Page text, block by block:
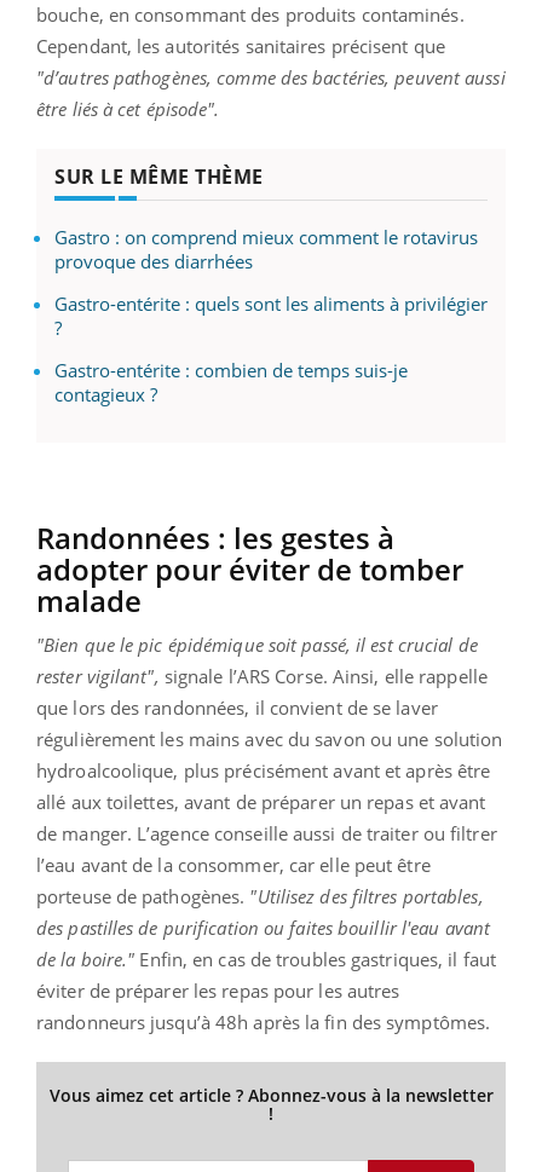
bouche, en consommant des produits contaminés.
Cependant, les autorités sanitaires précisent que
"d’autres pathogènes, comme des bactéries, peuvent aussi
être liés à cet épisode".
SUR LE MÊME THÈME
Gastro : on comprend mieux comment le rotavirus
provoque des diarrhées
Gastro-entérite : quels sont les aliments à privilégier
?
Gastro-entérite : combien de temps suis-je
contagieux ?
Randonnées : les gestes à
adopter pour éviter de tomber
malade
"Bien que le pic épidémique soit passé, il est crucial de
rester vigilant", signale l’ARS Corse. Ainsi, elle rappelle
que lors des randonnées, il convient de se laver
régulièrement les mains avec du savon ou une solution
hydroalcoolique, plus précisément avant et après être
allé aux toilettes, avant de préparer un repas et avant
de manger. L’agence conseille aussi de traiter ou filtrer
l’eau avant de la consommer, car elle peut être
porteuse de pathogènes. "Utilisez des filtres portables,
des pastilles de purification ou faites bouillir l'eau avant
de la boire." Enfin, en cas de troubles gastriques, il faut
éviter de préparer les repas pour les autres
randonneurs jusqu’à 48h après la fin des symptômes.
Vous aimez cet article ? Abonnez-vous à la newsletter
!